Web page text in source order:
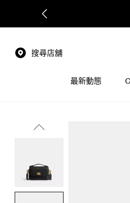
搜尋店舖
最新動態